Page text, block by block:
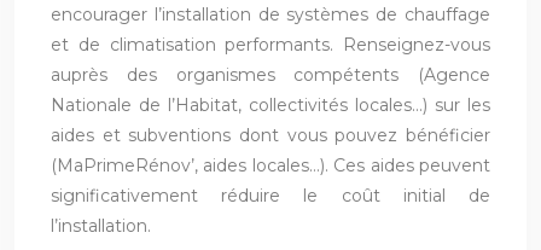
encourager l’installation de systèmes de chauffage
et de climatisation performants. Renseignez-vous
auprès des organismes compétents (Agence
Nationale de l’Habitat, collectivités locales…) sur les
aides et subventions dont vous pouvez bénéficier
(MaPrimeRénov’, aides locales…). Ces aides peuvent
significativement réduire le coût initial de
l’installation.